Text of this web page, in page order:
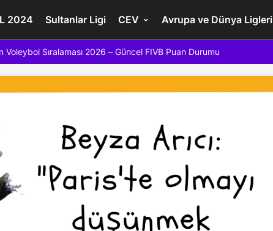
2024 Sultanlar Ligi CEV Avrupa ve Dünya Ligleri
Voleybol Sıralaması 2026 – Güncel FIVB Puan Durumu